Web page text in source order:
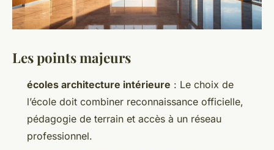
Les points majeurs
écoles architecture intérieure : Le choix de
l’école doit combiner reconnaissance officielle,
pédagogie de terrain et accès à un réseau
professionnel.